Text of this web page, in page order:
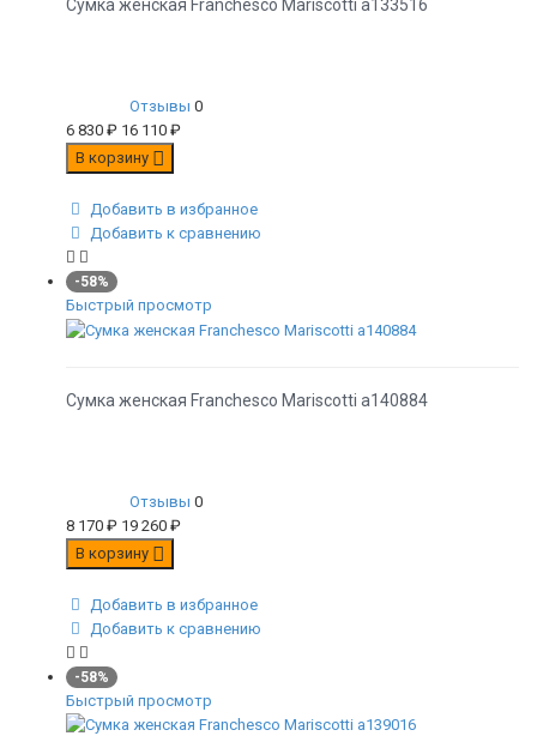
Сумка женская Franchesco Mariscotti а133516
Отзывы 0
6 830 ₽ 16 110 ₽
В корзину
Добавить в избранное
Добавить к сравнению
-58%
Быстрый просмотр
Сумка женская Franchesco Mariscotti а140884
Отзывы 0
8 170 ₽ 19 260 ₽
В корзину
Добавить в избранное
Добавить к сравнению
-58%
Быстрый просмотр